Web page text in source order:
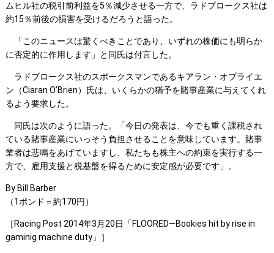
ムヒル社の税引前利益を5％減少させる一方で、ラドブロークス社は
約15％前後の損害を受けるだろうと語った。
「このニュースは驚くべきことであり、いずれの株価にも明らか
に否定的に作用します」と同氏は付言した。
ラドブロークス社のスポークスマンであるキアラン・オブライエ
ン（Ciaran O’Brien）氏は、いくらかの猶予を賭事産業に与えてくれ
るよう要求した。
同氏は次のように語った。「今日の発表は、今でも重く課税され
ている賭事産業にいっそう負担させることを意味しています。賭事
業者は悲鳴をあげていますし、私たちも株主への約束を実行する一
方で、雇用支援と税基盤を得るために安定感が必要です」。
By Bill Barber
（1ポンド＝約170円）
［Racing Post 2014年3月20日「FLOORED―Bookies hit by rise in
gaminig machine duty」］